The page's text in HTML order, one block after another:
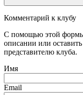
Комментарий к клубу
С помощью этой формы
описании или
представителю клуба.
Имя
Email